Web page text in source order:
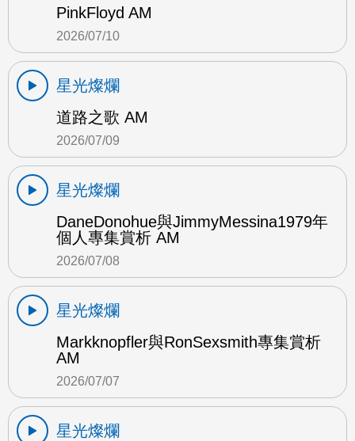
PinkFloyd AM
2026/07/10
星光燦爛
道路之歌 AM
2026/07/09
星光燦爛
DaneDonohue與JimmyMessina1979年
個人專集賞析 AM
2026/07/08
星光燦爛
Markknopfler與RonSexsmith專集賞析
AM
2026/07/07
星光燦爛